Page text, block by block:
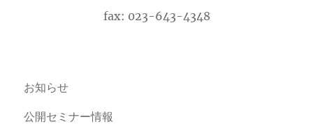
fax: 023-643-4348
お知らせ
公開セミナー情報